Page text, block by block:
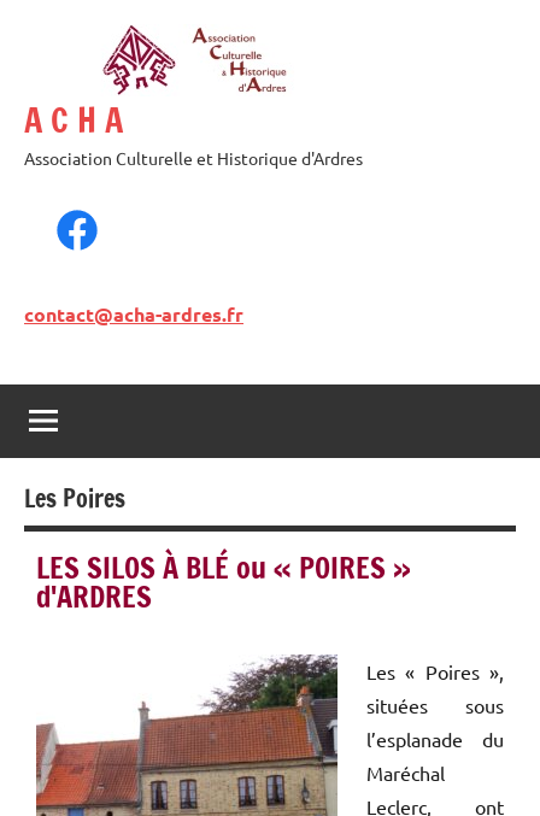
A C H A
Association Culturelle et Historique d'Ardres
contact@acha-ardres.fr
Les Poires
LES SILOS À BLÉ ou « POIRES »
d'ARDRES
Les « Poires »,
situées sous
l’esplanade du
Maréchal
Leclerc, ont